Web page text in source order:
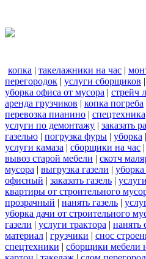
копка | такелажники на час |
перегородок | услуги сборщиков |
уборка офиса от мусора | стрейч
аренда грузчиков | копка погреба
перевозка пианино | спецтехника
услуги по демонтажу | заказать
газелью | погрузка фуры | уборка |
услуги камаза | сборщики на час |
вывоз старой мебели | скотч
мусора | выгрузка газели |
офисный | заказать газель |
квартиры от строительного
прозрачный | нанять газель |
уборка дачи от строительного
газели | услуги трактора | нанять
материал | грузчики | снос
спецтехники | сборщики мебели